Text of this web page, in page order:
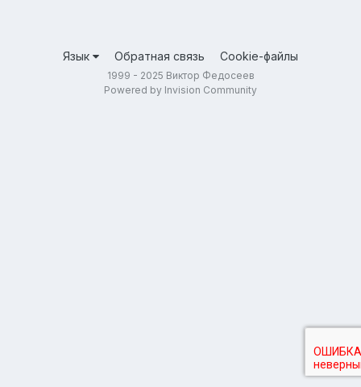
Язык Обратная связь Cookie-файлы
1999 - 2025 Виктор Федосеев
Powered by Invision Community